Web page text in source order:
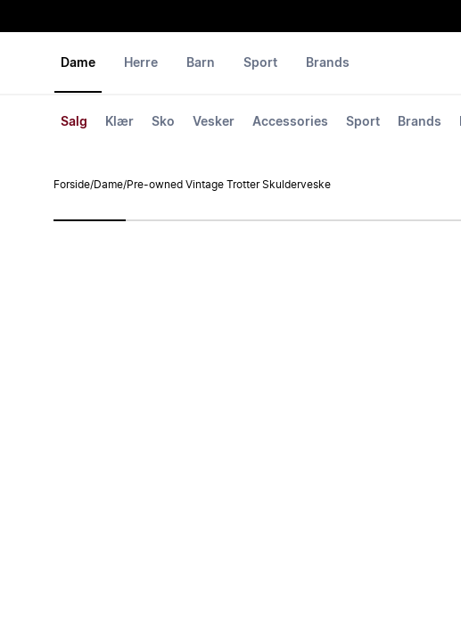
Dame
Salg Klær Sko Vesker Accessories Sport Brands
Herre Barn Sport Brands
Forside/Dame/Pre-owned Vintage Trotter Skulderveske